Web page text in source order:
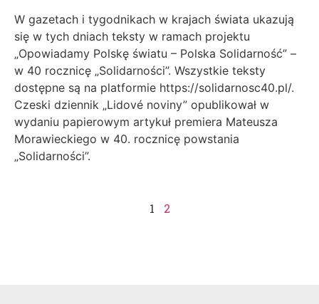
W gazetach i tygodnikach w krajach świata ukazują
się w tych dniach teksty w ramach projektu
„Opowiadamy Polskę światu – Polska Solidarność” –
w 40 rocznicę „Solidarności”. Wszystkie teksty
dostępne są na platformie https://solidarnosc40.pl/.
Czeski dziennik „Lidové noviny” opublikował w
wydaniu papierowym artykuł premiera Mateusza
Morawieckiego w 40. rocznicę powstania
„Solidarności”.
1 2